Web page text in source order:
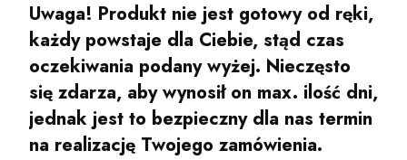
Uwaga! Produkt nie jest gotowy od ręki,
każdy powstaje dla Ciebie, stąd czas
oczekiwania podany wyżej. Nieczęsto
się zdarza, aby wynosił on max. ilość dni,
jednak jest to bezpieczny dla nas termin
na realizację Twojego zamówienia.